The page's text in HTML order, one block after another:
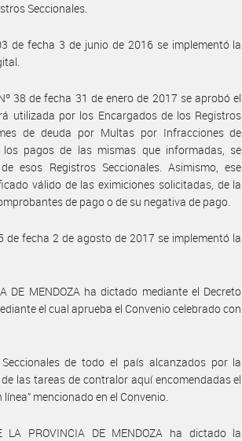
Seccionales.
de fecha 3 de junio de 2016 se implementó la
38 de fecha 31 de enero de 2017 se aprobó el
utilizada por los Encargados de los Registros
de deuda por Multas por Infracciones de
pagos de las mismas que informadas, se
esos Registros Seccionales. Asimismo, ese
válido de las eximiciones solicitadas, de la
de pago o de su negativa de pago.
de fecha 2 de agosto de 2017 se implementó la
DE MENDOZA ha dictado mediante el Decreto
el cual aprueba el Convenio celebrado con
de todo el país alcanzados por la
las tareas de contralor aquí encomendadas el
mencionado en el Convenio.
LA PROVINCIA DE MENDOZA ha dictado la